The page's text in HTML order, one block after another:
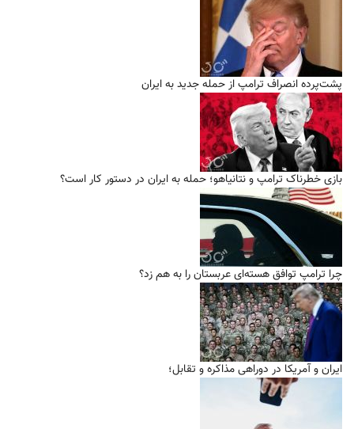
پشت‌پرده انصراف ترامپ از حمله جدید به ایران
بازی خطرناک ترامپ و نتانیاهو؛ حمله به ایران در دستور کار است؟
چرا ترامپ توافق هسته‌ای عربستان را به هم زد؟
ایران و آمریکا در دوراهی مذاکره و تقابل؛